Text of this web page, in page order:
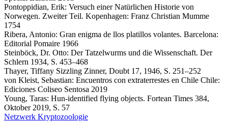
Pontoppidian, Erik: Versuch einer Natürlichen Historie von
Norwegen. Zweiter Teil. Kopenhagen: Franz Christian Mumme
1754
Ribera, Antonio: Gran enigma de llos platillos volantes. Barcelona:
Editorial Pomaire 1966
Steinböck, Dr. Otto: Der Tatzelwurms und die Wissenschaft. Der
Schlern 1934, S. 453–468
Thayer, Tiffany Sizzling Zinner, Doubt 17, 1946, S. 251–252
von Kleist, Sebastian: Encuentros con extraterrestes en Chile Chile:
Ediciones Coliseo Sentosa 2019
Young, Taras: Hun-identified flying objects. Fortean Times 384,
Oktober 2019, S. 57
Netzwerk Kryptozoologie